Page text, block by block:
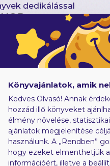
dedikálással
Csomagajánlatok
Akciósak
Előjegyezhetők
Újdonságok
Gyerekkönyvek
Heti toplista
Ajándékutalvány
Blog
jog fenntartva.
Könyvajánlatok, amik
Kedves Olvasó! Annak
hozzád illő könyveket
élmény növelése,
ajánlatok megjelenítése
használunk. A „Rendben”
hogy ezeket elmenthetjük
információért, illetve a